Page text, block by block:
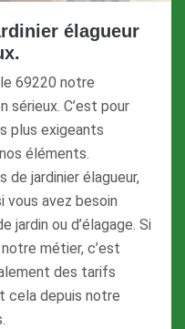
élagueur
69220 notre
sérieux. C’est pour
plus exigeants
éléments.
de jardinier élagueur,
avez besoin
jardin ou d’élagage. Si
métier, c’est
des tarifs
cela depuis notre